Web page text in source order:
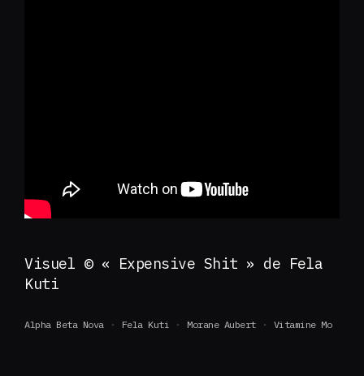
Visuel © « Expensive Shit » de Fela
Kuti
Alpha Beta Nova Fela Kuti Morane Aubert Vitamine Mo